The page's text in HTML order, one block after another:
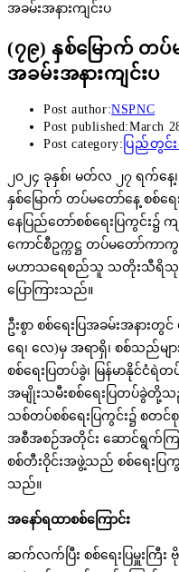
(၇၉) နှစ်မြောက် တပ်
အခမ်းအနားကျင်းပ
Post author:NSPNC
Post published:March
Post category: ပြည်တွင်း
၂၀၂၄ ခုနှစ်၊ မတ်လ ၂၇ ရက်
နှစ်မြောက် တပ်မတော်နေ့ စစ်ရ
နေပြည်တော်စစ်ရေးပြကွင်း၌
ကောင်စီဥက္ကဋ္ဌ တပ်မတော်ကာကွ
မဟာသရေစည်သူ သတိုးသီရိသုဓ
ပြောကြားသည်။
ဦးစွာ စစ်ရေးပြအခမ်းအနား
ရေ၊ လေ)မှ အရာရှိ၊ စစ်သည်မျ
စစ်ရေးပြတပ်ခွဲ၊ မြန်မာနိုင်ငံရဲတ
အမျိုးသမီးစစ်ရေးပြတပ်ခွဲတို့သ
သစ်တပ်စစ်ရေးပြကွင်း၌ စတင်စု
အစီအစဉ်အတိုင်း ဆောင်ရွက်
စစ်တီးဝိုင်းအဖွဲ့သည် စစ်ရေးပ
သည်။
အနော်ရထာစစ်ကြောင်း
ဆက်လက်ပြီး စစ်ရေးပြမှူးကြီ